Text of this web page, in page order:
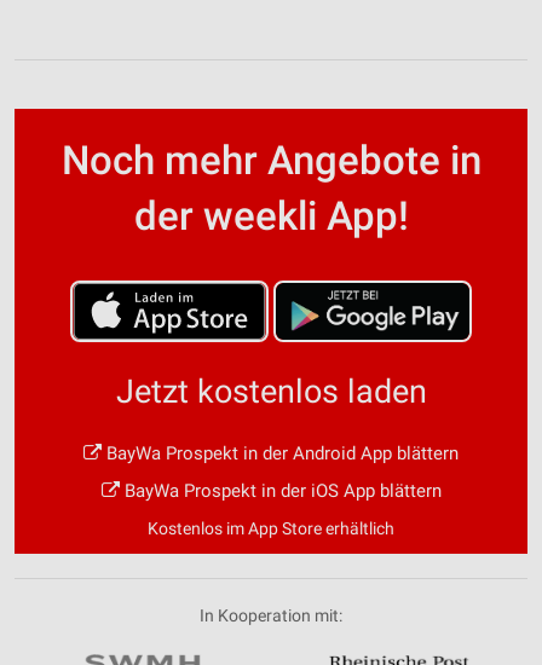
Noch mehr Angebote in
der weekli App!
Jetzt kostenlos laden
BayWa Prospekt in der Android App blättern
BayWa Prospekt in der iOS App blättern
Kostenlos im App Store erhältlich
In Kooperation mit: